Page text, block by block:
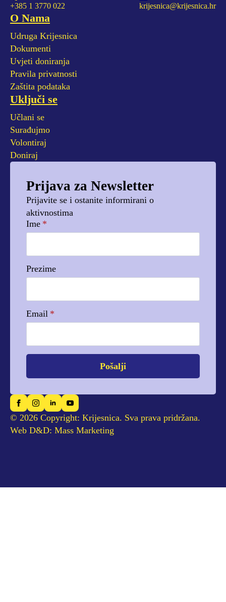
+385 1 3770 022 krijesnica@krijesnica.hr
O Nama
Udruga Krijesnica
Dokumenti
Uvjeti doniranja
Pravila privatnosti
Zaštita podataka
Uključi se
Učlani se
Surađujmo
Volontiraj
Doniraj
Prijava za Newsletter
Prijavite se i ostanite informirani o
aktivnostima
Ime *
Prezime
Email *
Pošalji
© 2026 Copyright: Krijesnica. Sva prava pridržana.
Web D&D: Mass Marketing